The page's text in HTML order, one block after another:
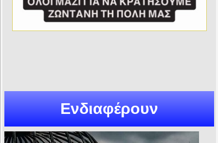
Ενδιαφέρουν